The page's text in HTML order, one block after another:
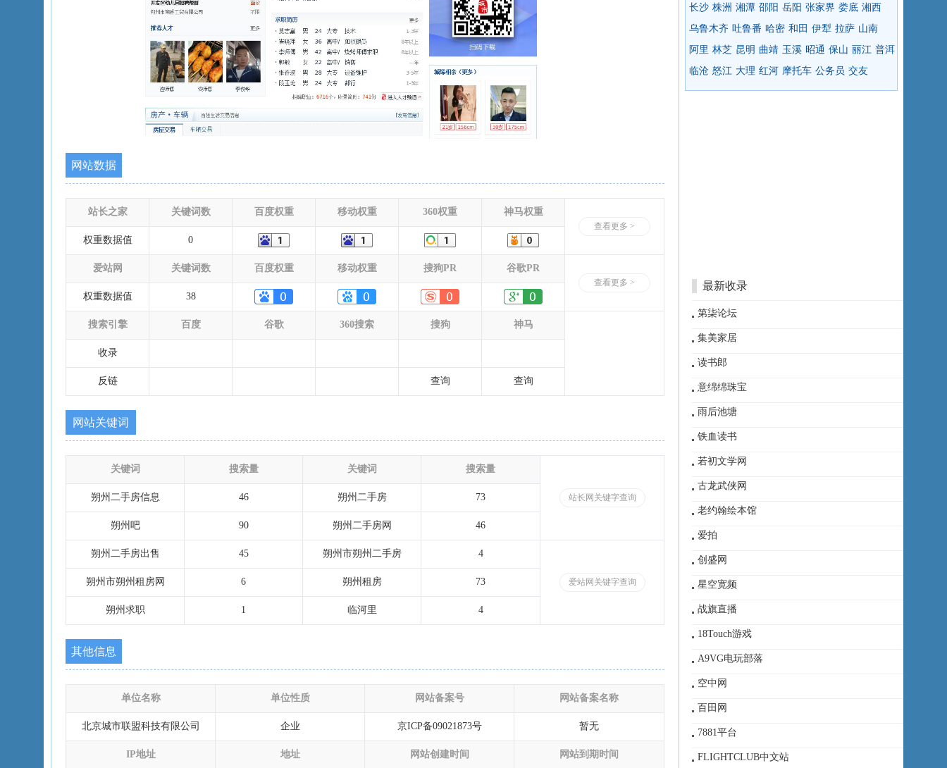
长沙 株洲 湘潭 邵阳 岳阳 张家界 娄底 湘西
乌鲁木齐 吐鲁番 哈密 和田 伊犁 拉萨 山南
阿里 林芝 昆明 曲靖 玉溪 昭通 保山 丽江 普洱
临沧 怒江 大理 红河 摩托车 公务员 交友
最新收录
第柒论坛
集美家居
读书郎
意绵绵珠宝
雨后池塘
铁血读书
若初文学网
古龙武侠网
老约翰绘本馆
爱拍
创盛网
星空宽频
战旗直播
18Touch游戏
A9VG电玩部落
空中网
百田网
7881平台
FLIGHTCLUB中文站
网站数据
站长之家 关键词数 百度权重 移动权重 360权重 神马权重
查看更多 >
权重数据值 0
爱站网 关键词数 百度权重 移动权重 搜狗PR 谷歌PR
查看更多 >
权重数据值 38
搜索引擎 百度 谷歌 360搜索 搜狗 神马
收录
反链 查询 查询
网站关键词
关键词 搜索量 关键词 搜索量
站长网关键字查询
朔州二手房信息 46 朔州二手房 73
朔州吧 90 朔州二手房网 46
朔州二手房出售 45 朔州市朔州二手房 4
爱站网关键字查询
朔州市朔州租房网 6 朔州租房 73
朔州求职 1 临河里 4
其他信息
单位名称 单位性质 网站备案号 网站备案名称
北京城市联盟科技有限公司 企业 京ICP备09021873号 暂无
IP地址 地址 网站创建时间 网站到期时间